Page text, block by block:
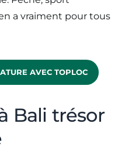
a vraiment pour tous
AVEC TOPLOC
Bali trésor